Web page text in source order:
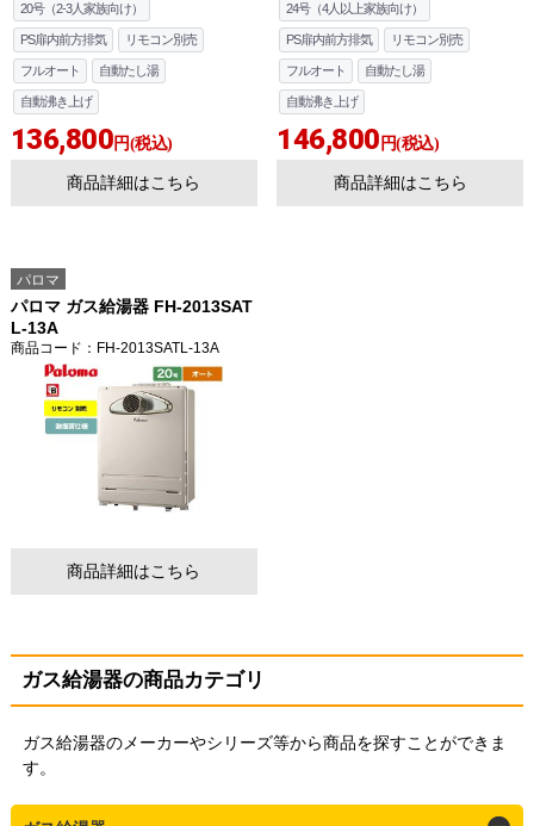
20号（2-3人家族向け）
PS扉内前方排気 リモコン別売
フルオート 自動たし湯
自動沸き上げ
136,800円(税込)
商品詳細はこちら
24号（4人以上家族向け）
PS扉内前方排気 リモコン別売
フルオート 自動たし湯
自動沸き上げ
146,800 円(税込)
商品詳細はこちら
パロマ
パロマ ガス給湯器 FH-2013SAT
L-13A
商品コード ：FH-2013SATL-13A
商品詳細はこちら
ガス給湯器の商品カテゴリ
ガス給湯器のメーカーやシリーズ等から商品を探すことができま
す。